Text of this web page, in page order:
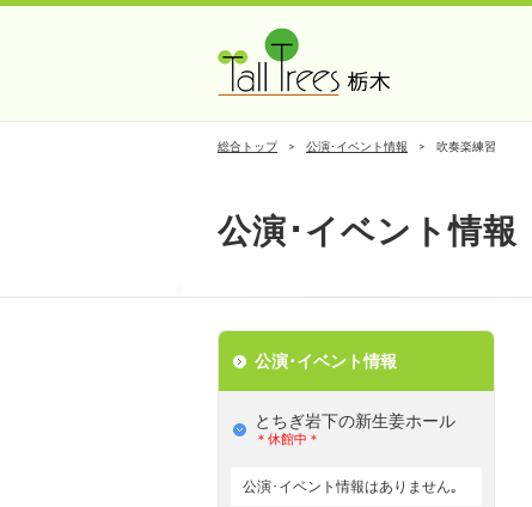
総合トップ 公演･イベント情報 吹奏楽練習
公演･イベント情報
公演･イベント情報
とちぎ岩下の新⽣姜ホール
＊休館中＊
公演･イベント情報はありません｡